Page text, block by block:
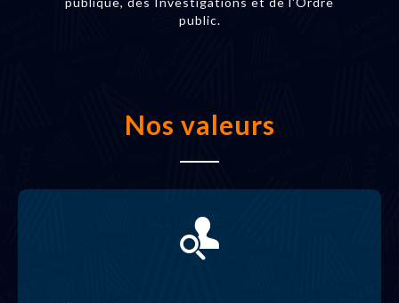
public.
Nos valeurs